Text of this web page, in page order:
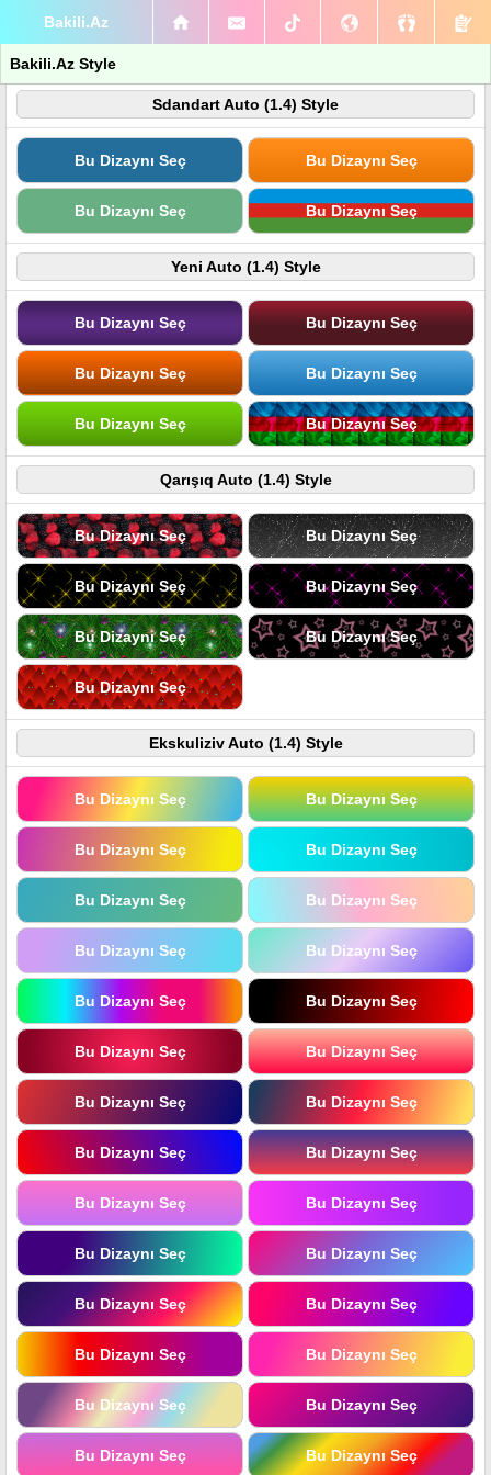
Bakili.Az
Bakili.Az Style
Sdandart Auto (1.4) Style
Bu Dizaynı Seç Bu Dizaynı Seç
Bu Dizaynı Seç Bu Dizaynı Seç
Yeni Auto (1.4) Style
Bu Dizaynı Seç Bu Dizaynı Seç
Bu Dizaynı Seç Bu Dizaynı Seç
Bu Dizaynı Seç Bu Dizaynı Seç
Qarışıq Auto (1.4) Style
Bu Dizaynı Seç Bu Dizaynı Seç
Bu Dizaynı Seç Bu Dizaynı Seç
Bu Dizaynı Seç Bu Dizaynı Seç
Bu Dizaynı Seç
Ekskuliziv Auto (1.4) Style
Bu Dizaynı Seç Bu Dizaynı Seç
Bu Dizaynı Seç Bu Dizaynı Seç
Bu Dizaynı Seç Bu Dizaynı Seç
Bu Dizaynı Seç Bu Dizaynı Seç
Bu Dizaynı Seç Bu Dizaynı Seç
Bu Dizaynı Seç Bu Dizaynı Seç
Bu Dizaynı Seç Bu Dizaynı Seç
Bu Dizaynı Seç Bu Dizaynı Seç
Bu Dizaynı Seç Bu Dizaynı Seç
Bu Dizaynı Seç Bu Dizaynı Seç
Bu Dizaynı Seç Bu Dizaynı Seç
Bu Dizaynı Seç Bu Dizaynı Seç
Bu Dizaynı Seç Bu Dizaynı Seç
Bu Dizaynı Seç Bu Dizaynı Seç